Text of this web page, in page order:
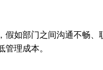
假如部门之间沟通不畅
理成本。